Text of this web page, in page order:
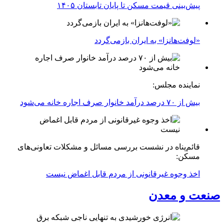
پیش‌بینی قیمت مسکن تا پایان تابستان ۱۴۰۵
«لوفت‌هانزا» به ایران بازمی‌گردد
نماینده مجلس:
بیش از ۷۰ درصد درآمد خانوار صرف اجاره خانه می‌شود
قائم‌پناه در نشست بررسی مسائل و مشکلات تعاونی‌های
مسکن:
اخذ وجوه غیرقانونی از مردم قابل اغماض نیست
صنعت و معدن